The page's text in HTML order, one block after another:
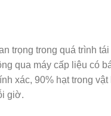
trọng trong quá trình
qua máy cấp liệu có
xác, 90% hạt trong
giờ.